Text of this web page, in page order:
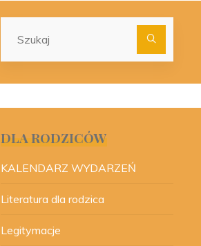
DLA RODZICÓW
KALENDARZ WYDARZEŃ
Literatura dla rodzica
Legitymacje